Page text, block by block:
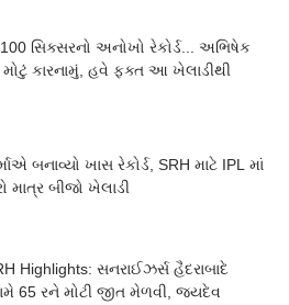
સિક્સરનો અનોખો રેકોર્ડ... અભિષેક
મોટું કારનામું, હવે ફક્ત આ ખેલાડીથી
બનાવ્યો ખાસ રેકોર્ડ, SRH માટે IPL માં
માત્ર બીજો ખેલાડી
Highlights: સનરાઈઝર્સ હૈદરાબાદે
65 રને મોટી જીત મેળવી, જયદેવ